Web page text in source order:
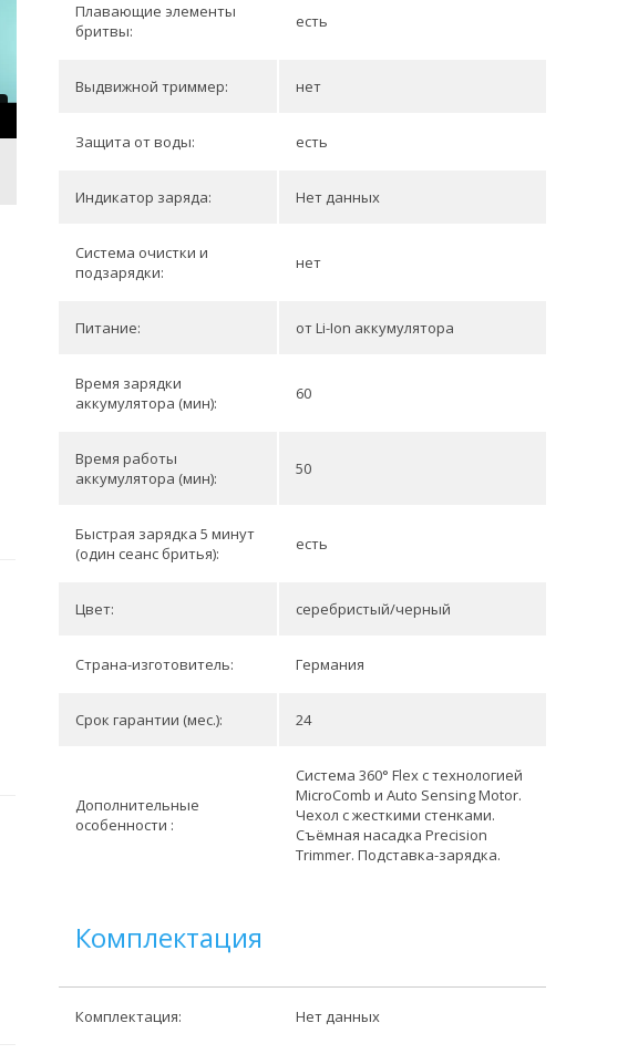
Плавающие элементы
бритвы:
есть
Выдвижной триммер: нет
Защита от воды: есть
Индикатор заряда: Нет данных
Система очистки и
подзарядки:
нет
Питание: от Li-Ion аккумулятора
Время зарядки
аккумулятора (мин):
60
Время работы
аккумулятора (мин):
50
Быстрая зарядка 5 минут
(один сеанс бритья):
есть
Цвет: серебристый/черный
Страна-изготовитель: Германия
Срок гарантии (мес.): 24
Дополнительные
особенности :
Система 360° Flex с технологией
MicroComb и Auto Sensing Motor.
Чехол с жесткими стенками.
Съёмная насадка Precision
Trimmer. Подставка-зарядка.
Комплектация
Комплектация: Нет данных